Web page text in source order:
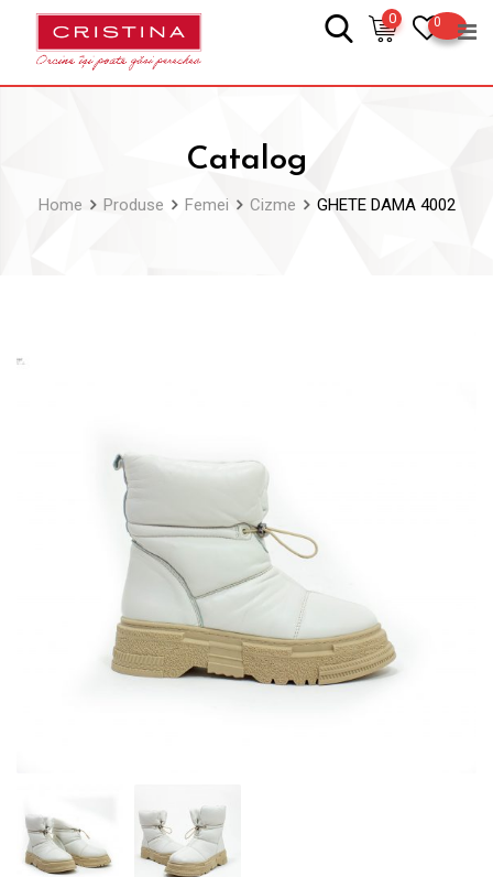
0
0
Catalog
Home Produse Femei Cizme GHETE DAMA 4002